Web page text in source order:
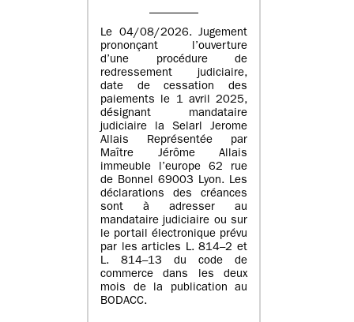
Le 04/08/2026. Jugement
prononçant l’ouverture
d’une procédure de
redressement judiciaire,
date de cessation des
paiements le 1 avril 2025,
désignant mandataire
judiciaire la Selarl Jerome
Allais Représentée par
Maître Jérôme Allais
immeuble l’europe 62 rue
de Bonnel 69003 Lyon. Les
déclarations des créances
sont à adresser au
mandataire judiciaire ou sur
le portail électronique prévu
par les articles L. 814–2 et
L. 814–13 du code de
commerce dans les deux
mois de la publication au
BODACC.